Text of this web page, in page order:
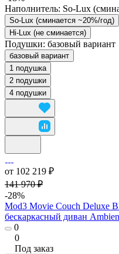
Наполнитель: So-Lux
So-Lux (cминается ~20%/год)
Hi-Lux (не сминается)
Подушки: базовый вариант
базовый вариант
1 подушка
2 подушки
4 подушки
от 102 219 ₽
141 970 ₽
-28%
Mod3 Movie Couch Deluxe
бескаркасный диван
0
0
Под заказ